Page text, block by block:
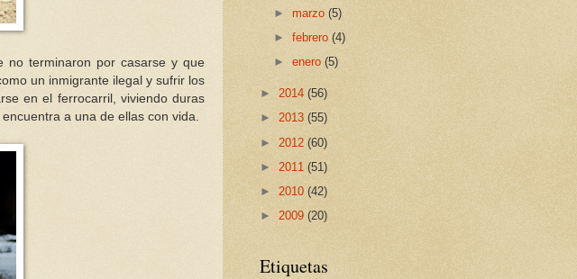
no terminaron por casarse y que
un inmigrante ilegal y sufrir los
en el ferrocarril, viviendo duras
a una de ellas con vida.
►marzo(5)
►febrero(4)
►enero(5)
► 2014 (56)
► 2013 (55)
► 2012 (60)
► 2011 (51)
► 2010 (42)
► 2009 (20)
Etiquetas